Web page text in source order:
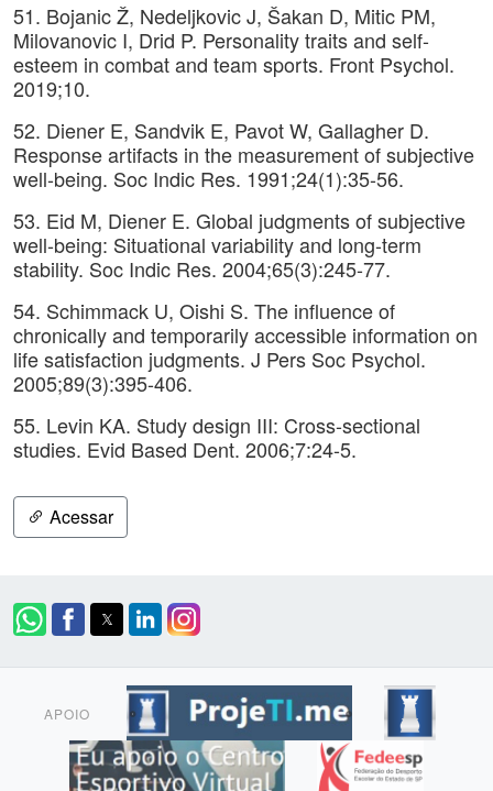
51. Bojanic Ž, Nedeljkovic J, Šakan D, Mitic PM,
Milovanovic I, Drid P. Personality traits and self-
esteem in combat and team sports. Front Psychol.
2019;10.
52. Diener E, Sandvik E, Pavot W, Gallagher D.
Response artifacts in the measurement of subjective
well-being. Soc Indic Res. 1991;24(1):35-56.
53. Eid M, Diener E. Global judgments of subjective
well-being: Situational variability and long-term
stability. Soc Indic Res. 2004;65(3):245-77.
54. Schimmack U, Oishi S. The influence of
chronically and temporarily accessible information on
life satisfaction judgments. J Pers Soc Psychol.
2005;89(3):395-406.
55. Levin KA. Study design III: Cross-sectional
studies. Evid Based Dent. 2006;7:24-5.
Acessar
APOIO